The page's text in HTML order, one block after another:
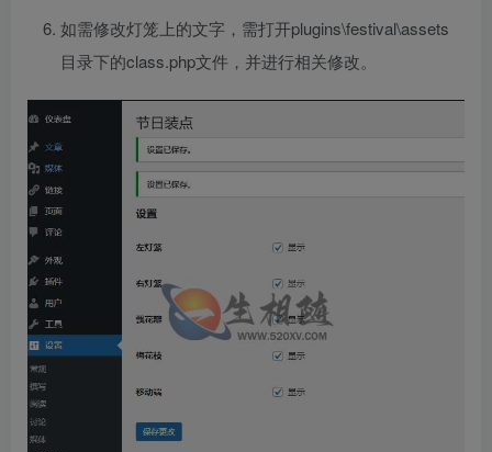
如需修改灯笼上的文字，需打开plugins\festival\assets
目录下的class.php文件，并进行相关修改。